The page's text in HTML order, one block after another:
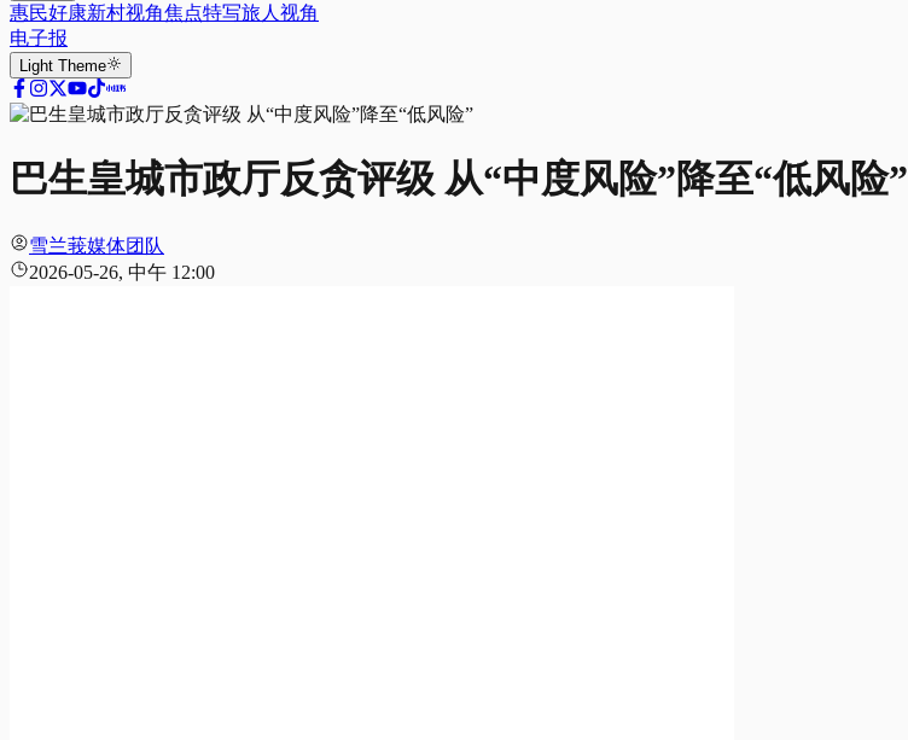
惠民好康新村视角焦点特写旅人视角
电子报
Light Theme
巴生皇城市政厅反贪评级 从“中度风险”降至“低风险”
雪兰莪媒体团队
2026-05-26, 中午 12:00